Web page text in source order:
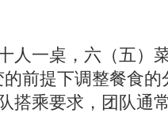
一桌，六（五）
前提下调整餐食的
乘要求，团队通